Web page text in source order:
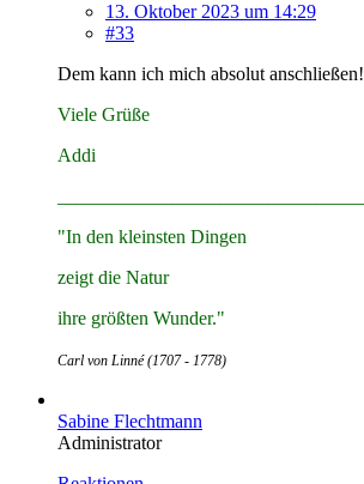
13. Oktober 2023 um 14:29
#33
Dem kann ich mich absolut anschließen!
Viele Grüße
Addi
"In den kleinsten Dingen
zeigt die Natur
ihre größten Wunder."
Carl von Linné (1707 - 1778)
Sabine Flechtmann
Administrator